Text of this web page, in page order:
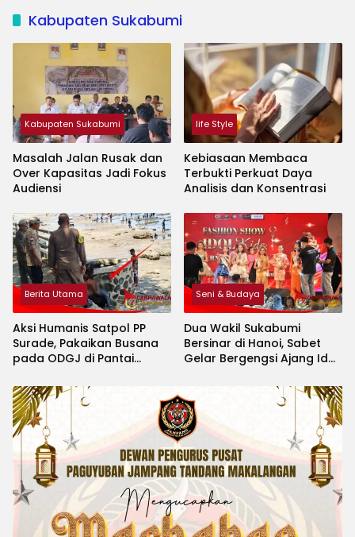
Kabupaten Sukabumi
Kabupaten Sukabumi
Masalah Jalan Rusak dan
Over Kapasitas Jadi Fokus
Audiensi
life Style
Kebiasaan Membaca
Terbukti Perkuat Daya
Analisis dan Konsentrasi
Berita Utama
Aksi Humanis Satpol PP
Surade, Pakaikan Busana
pada ODGJ di Pantai
Seni & Budaya
Dua Wakil Sukabumi
Bersinar di Hanoi, Sabet
Gelar Bergengsi Ajang Idol